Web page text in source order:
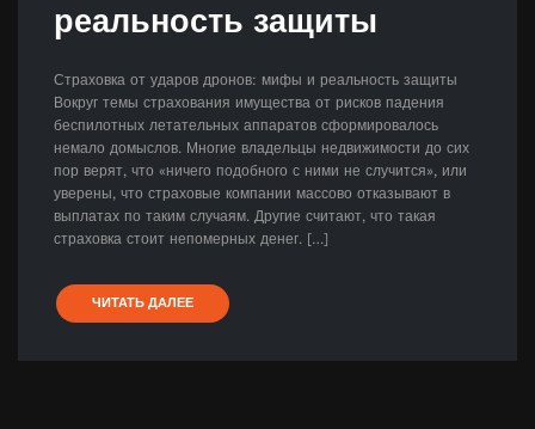
реальность защиты
Страховка от ударов дронов: мифы и реальность защиты
Вокруг темы страхования имущества от рисков падения
беспилотных летательных аппаратов сформировалось
немало домыслов. Многие владельцы недвижимости до сих
пор верят, что «ничего подобного с ними не случится», или
уверены, что страховые компании массово отказывают в
выплатах по таким случаям. Другие считают, что такая
страховка стоит непомерных денег. […]
ЧИТАТЬ ДАЛЕЕ